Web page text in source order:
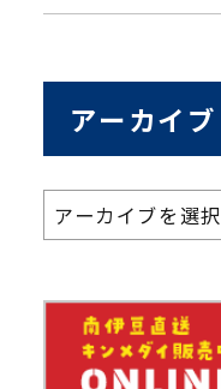
アーカイブ
アーカイブを選択